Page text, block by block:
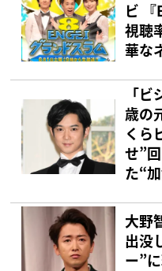
ビ
視聴
華な
「
歳の
くら
せ”
た“
大野
出没
ー”